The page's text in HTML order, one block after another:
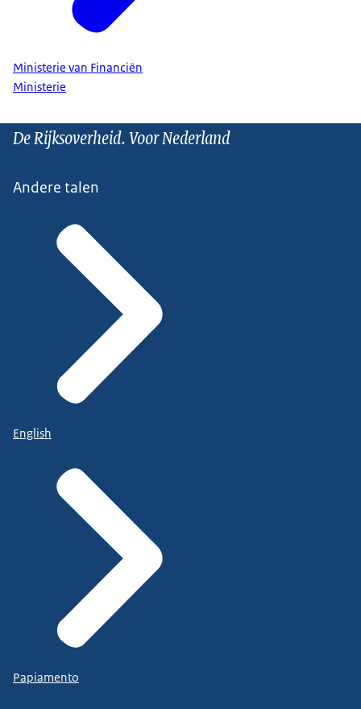
Ministerie van Financiën
Ministerie
De Rijksoverheid. Voor Nederland
Andere talen
English
Papiamento